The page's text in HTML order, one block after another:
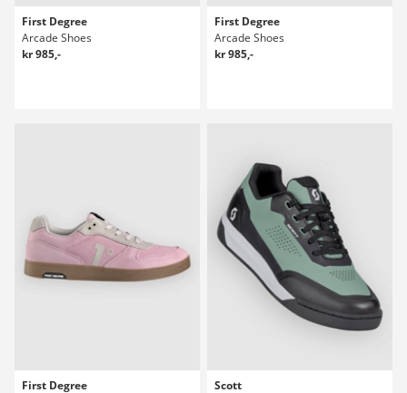
First Degree
Arcade Shoes
kr 985,-
First Degree
Arcade Shoes
kr 985,-
First Degree
Scott